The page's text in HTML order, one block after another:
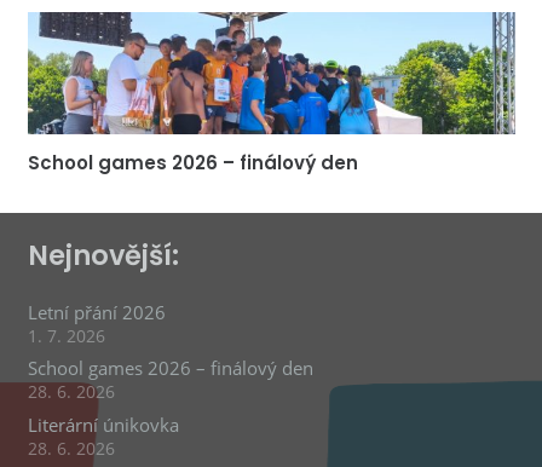
School games 2026 – finálový den
Nejnovější:
Letní přání 2026
1. 7. 2026
School games 2026 – finálový den
28. 6. 2026
Literární únikovka
28. 6. 2026